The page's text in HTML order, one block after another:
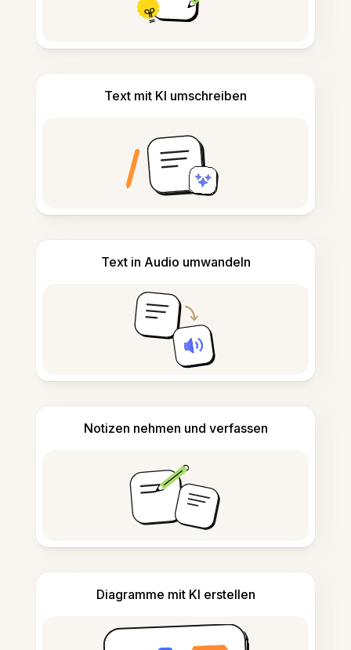
Text mit KI umschreiben
Text in Audio umwandeln
Notizen nehmen und verfassen
Diagramme mit KI erstellen